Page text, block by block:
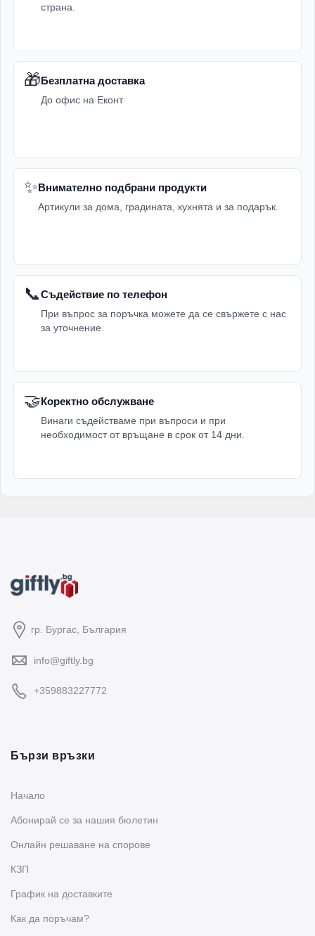
страна.
🎁Безплатна доставка
До офис на Еконт
✨Внимателно подбрани продукти
Артикули за дома, градината, кухнята и за подарък.
📞Съдействие по телефон
При въпрос за поръчка можете да се свържете с нас
за уточнение.
🤝Коректно обслужване
Винаги съдействаме при въпроси и при
необходимост от връщане в срок от 14 дни.
гр. Бургас, България
info@giftly.bg
+359883227772
Бързи връзки
Начало
Абонирай се за нашия бюлетин
Oнлайн решаване на спорове
КЗП
График на доставките
Как да поръчам?